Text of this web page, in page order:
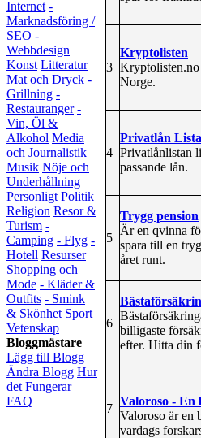
Internet -
Marknadsföring /
SEO -
Webbdesign
Konst Litteratur
Mat och Dryck -
Grillning -
Restauranger -
Vin, Öl &
Alkohol Media
och Journalistik
Musik Nöje och
Underhållning
Personligt Politik
Religion Resor &
Turism -
Camping - Flyg -
Hotell Resurser
Shopping och
Mode - Kläder &
Outfits - Smink
& Skönhet Sport
Vetenskap
Bloggmästare
Lägg till Blogg
Ändra Blogg Hur
det Fungerar
FAQ
3
Kryptolisten
Kryptolisten.no
Norge.
4
Privatlån
Privatlånlistan
passande lån.
5
Trygg pension
Är en qvinna
spara till en
året runt.
6
billigaste
efter. Hitta din
7
Valoroso - En
Valoroso är en
vardags